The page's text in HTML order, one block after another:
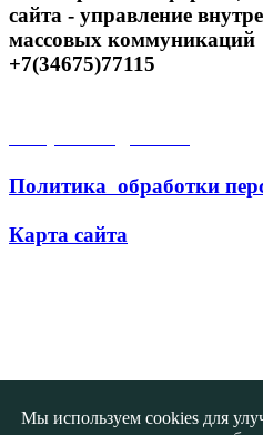
сайта - управление
массовых коммуникаций
+7(34675)77115
Политика обработки
Карта сайта
Мы используем cookies для